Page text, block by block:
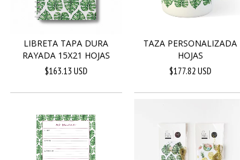
LIBRETA TAPA DURA
RAYADA 15X21 HOJAS
$163.13 USD
TAZA PERSONALIZADA
HOJAS
$177.82 USD